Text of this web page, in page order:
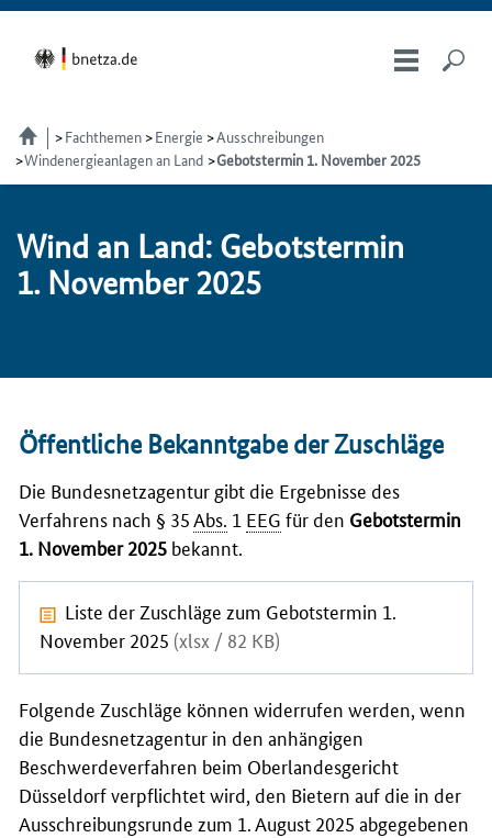
Fachthemen Energie
Ausschreibungen
Windenergieanlagen an Land Gebotstermin 1. November 2025
Wind an Land: Ge­bots­ter­min
1. No­vem­ber 2025
Öffentliche Bekanntgabe der Zuschläge
Die Bundesnetzagentur gibt die Ergebnisse des
Verfahrens nach § 35Abs. 1 EEG für den Gebotstermin
1. November 2025 bekannt.
Liste der Zuschläge zum Gebotstermin 1.
November 2025 (xlsx / 82 KB)
Folgende Zuschläge können widerrufen werden, wenn
die Bundesnetzagentur in den anhängigen
Beschwerdeverfahren beim Oberlandesgericht
Düsseldorf verpflichtet wird, den Bietern auf die in der
Ausschreibungsrunde zum 1. August 2025 abgegebenen